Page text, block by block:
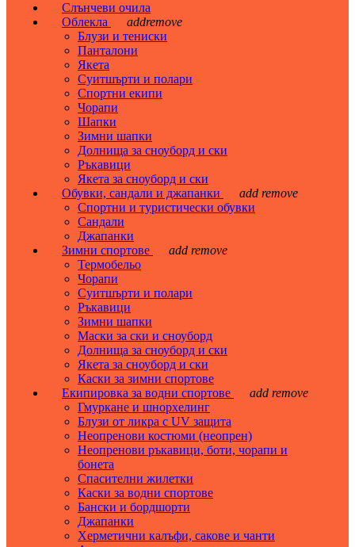
Слънчеви очила
Облекла
addremove
Блузи и тениски
Панталони
Якета
Суитшърти и полари
Спортни екипи
Чорапи
Шапки
Зимни шапки
Долнища за сноуборд и ски
Ръкавици
Якета за сноуборд и ски
Обувки, сандали и джапанки
add remove
Спортни и туристически обувки
Сандали
Джапанки
Зимни спортове
add remove
Термобельо
Чорапи
Суитшърти и полари
Ръкавици
Зимни шапки
Маски за ски и сноуборд
Долнища за сноуборд и ски
Якета за сноуборд и ски
Каски за зимни спортове
Екипировка за водни спортове
add remove
Гмуркане и шнорхелинг
Блузи от ликра с UV защита
Неопренови костюми (неопрен)
Неопренови ръкавици, боти, чорапи и
бонета
Спасителни жилетки
Каски за водни спортове
Бански и бордшорти
Джапанки
Херметични калъфи, сакове и чанти